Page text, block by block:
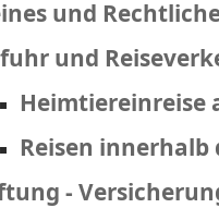
und
und
Heimtiereinreise
Reisen innerhalb
-